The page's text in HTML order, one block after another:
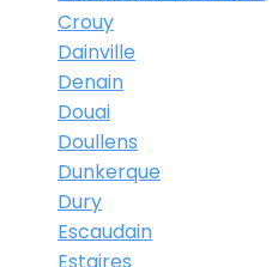
Crouy
Dainville
Denain
Douai
Doullens
Dunkerque
Dury
Escaudain
Estaires